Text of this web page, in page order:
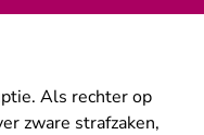
Als rechter op
zware strafzaken,